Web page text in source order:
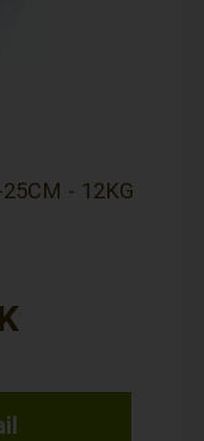
- 12KG